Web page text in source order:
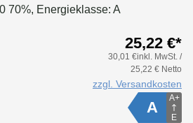
70%, Energieklasse: A
25,22 €*
30,01 €inkl. MwSt. /
25,22 € Netto
zzgl. Versandkosten
A
A+
E